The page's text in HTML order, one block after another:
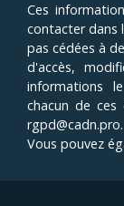
Ces
contacter dans
pas cédées à
d'accès,
informations
chacun de ces
rgpd@cadn.pro.
Vous pouvez